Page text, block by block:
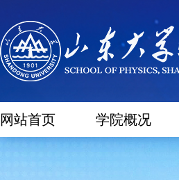
网站首页 学院概况